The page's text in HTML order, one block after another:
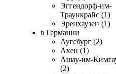
Эггендорф-им-
Траункрайс (1)
Эренхаузен (1)
в Германии
Аугсбург (2)
Ахен (1)
Ашау-им-
(2)